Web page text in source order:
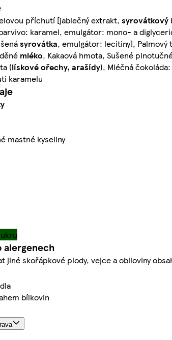
příchutí [jablečný extrakt, syrovátkový
karamel, emulgátor: mono- a
syrovátka, emulgátor: lecitiny], Palmový
mléko, Kakaová hmota, Sušené
(lískové ořechy, arašídy), Mléčná
karamelu
mastné kyseliny
alergenech
jiné skořápkové plody, vejce a obiloviny
bílkovin